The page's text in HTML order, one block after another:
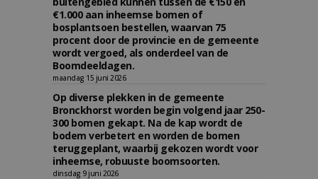
€1.000 aan inheemse bomen of
bosplantsoen bestellen, waarvan 75
procent door de provincie en de gemeente
wordt vergoed, als onderdeel van de
Boomdeeldagen.
maandag 15 juni 2026
Op diverse plekken in de gemeente
Bronckhorst worden begin volgend jaar 250-
300 bomen gekapt. Na de kap wordt de
bodem verbetert en worden de bomen
teruggeplant, waarbij gekozen wordt voor
inheemse, robuuste boomsoorten.
dinsdag 9 juni 2026